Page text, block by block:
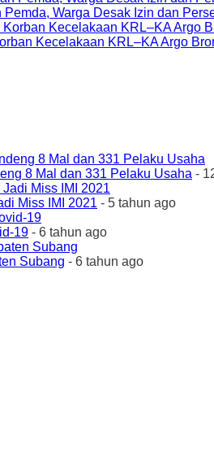
Warga Desak Izin dan
Kecelakaan KRL–KA Argo
8 Mal dan 331 Pelaku Usaha -
Miss IMI 2021 - 5 tahun ago
19 - 6 tahun ago
Subang - 6 tahun ago